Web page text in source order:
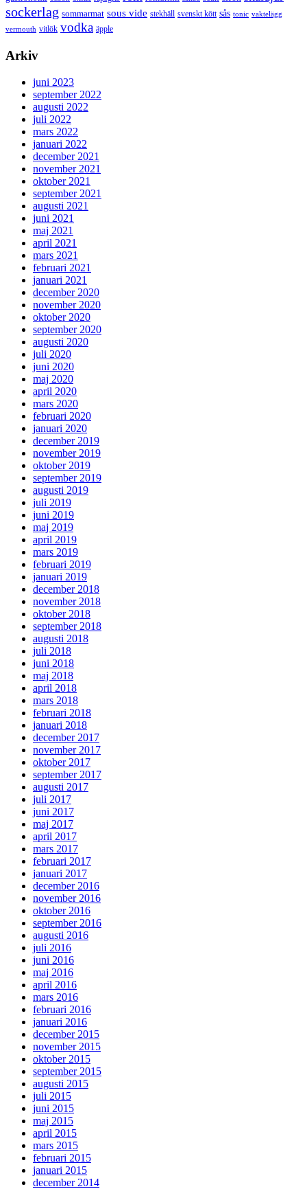
sockerlag sommarmat sous vide stekhäll svenskt kött sås tonic vaktelägg
vermouth vitlök vodka äpple
Arkiv
juni 2023
september 2022
augusti 2022
juli 2022
mars 2022
januari 2022
december 2021
november 2021
oktober 2021
september 2021
augusti 2021
juni 2021
maj 2021
april 2021
mars 2021
februari 2021
januari 2021
december 2020
november 2020
oktober 2020
september 2020
augusti 2020
juli 2020
juni 2020
maj 2020
april 2020
mars 2020
februari 2020
januari 2020
december 2019
november 2019
oktober 2019
september 2019
augusti 2019
juli 2019
juni 2019
maj 2019
april 2019
mars 2019
februari 2019
januari 2019
december 2018
november 2018
oktober 2018
september 2018
augusti 2018
juli 2018
juni 2018
maj 2018
april 2018
mars 2018
februari 2018
januari 2018
december 2017
november 2017
oktober 2017
september 2017
augusti 2017
juli 2017
juni 2017
maj 2017
april 2017
mars 2017
februari 2017
januari 2017
december 2016
november 2016
oktober 2016
september 2016
augusti 2016
juli 2016
juni 2016
maj 2016
april 2016
mars 2016
februari 2016
januari 2016
december 2015
november 2015
oktober 2015
september 2015
augusti 2015
juli 2015
juni 2015
maj 2015
april 2015
mars 2015
februari 2015
januari 2015
december 2014